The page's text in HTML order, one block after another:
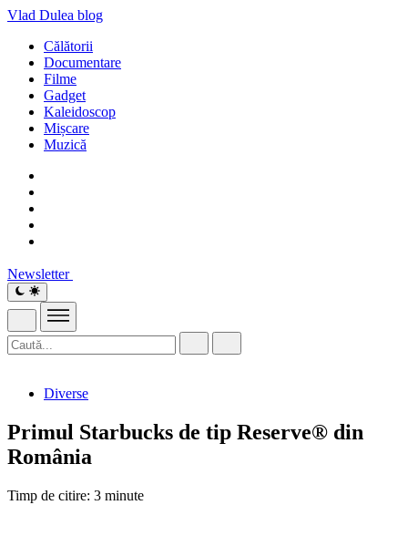
Vlad Dulea blog
Călătorii
Documentare
Filme
Gadget
Kaleidoscop
Mișcare
Muzică
Newsletter
Diverse
Primul Starbucks de tip Reserve® din
România
Timp de citire: 3 minute